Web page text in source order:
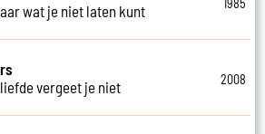
wat je niet laten kunt
vergeet je niet
2008